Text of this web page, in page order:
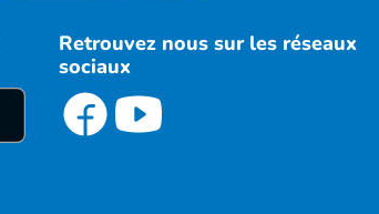
Retrouvez nous sur les réseaux
sociaux